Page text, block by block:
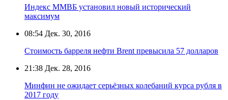
Индекс ММВБ установил новый исторический
максимум
08:54 Дек. 30, 2016
Стоимость барреля нефти Brent превысила 57 долларов
21:38 Дек. 28, 2016
Минфин не ожидает серьёзных колебаний курса рубля в
2017 году